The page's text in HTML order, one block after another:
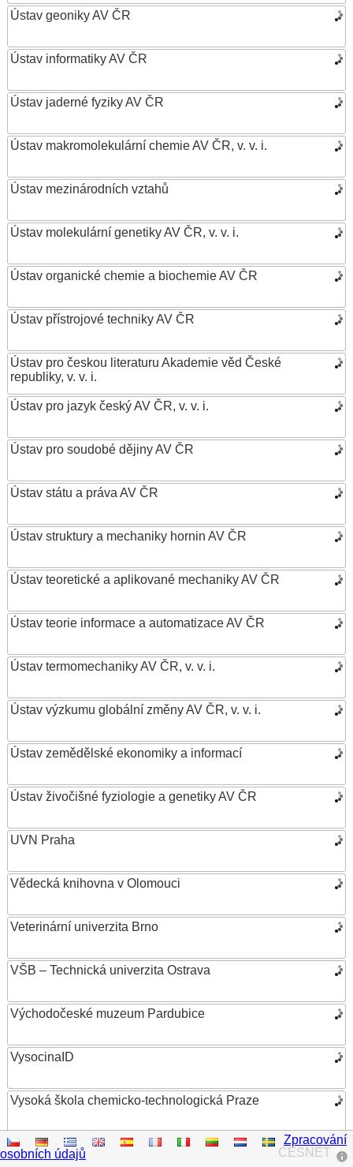
Ústav geoniky AV ČR
Ústav informatiky AV ČR
Ústav jaderné fyziky AV ČR
Ústav makromolekulární chemie AV ČR, v. v. i.
Ústav mezinárodních vztahů
Ústav molekulární genetiky AV ČR, v. v. i.
Ústav organické chemie a biochemie AV ČR
Ústav přístrojové techniky AV ČR
Ústav pro českou literaturu Akademie věd České
republiky, v. v. i.
Ústav pro jazyk český AV ČR, v. v. i.
Ústav pro soudobé dějiny AV ČR
Ústav státu a práva AV ČR
Ústav struktury a mechaniky hornin AV ČR
Ústav teoretické a aplikované mechaniky AV ČR
Ústav teorie informace a automatizace AV ČR
Ústav termomechaniky AV ČR, v. v. i.
Ústav výzkumu globální změny AV ČR, v. v. i.
Ústav zemědělské ekonomiky a informací
Ústav živočišné fyziologie a genetiky AV ČR
UVN Praha
Vědecká knihovna v Olomouci
Veterinární univerzita Brno
VŠB – Technická univerzita Ostrava
Východočeské muzeum Pardubice
VysocinaID
Vysoká škola chemicko-technologická Praze
Vysoká škola ekonomická v Praze
CESNET
Zpracování
osobních údajů